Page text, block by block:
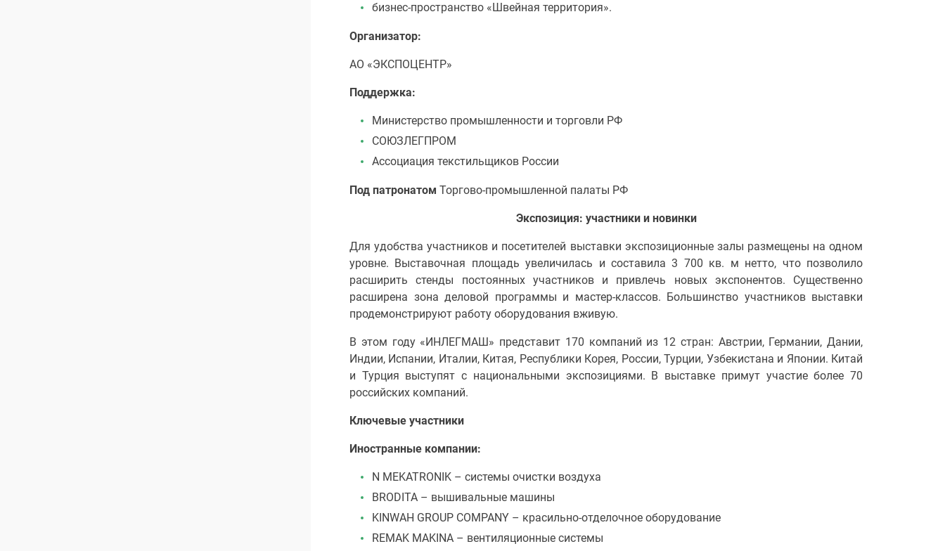
бизнес-пространство «Швейная территория».
Организатор:
АО «ЭКСПОЦЕНТР»
Поддержка:
Министерство промышленности и торговли РФ
СОЮЗЛЕГПРОМ
Ассоциация текстильщиков России
Под патронатом Торгово-промышленной палаты РФ
Экспозиция: участники и новинки
Для удобства участников и посетителей выставки экспозиционные залы размещены на одном
уровне. Выставочная площадь увеличилась и составила 3 700 кв. м нетто, что позволило
расширить стенды постоянных участников и привлечь новых экспонентов. Существенно
расширена зона деловой программы и мастер-классов. Большинство участников выставки
продемонстрируют работу оборудования вживую.
В этом году «ИНЛЕГМАШ» представит 170 компаний из 12 стран: Австрии, Германии, Дании,
Индии, Испании, Италии, Китая, Республики Корея, России, Турции, Узбекистана и Японии. Китай
и Турция выступят с национальными экспозициями. В выставке примут участие более 70
российских компаний.
Ключевые участники
Иностранные компании:
N MEKATRONIK – системы очистки воздуха
BRODITA – вышивальные машины
KINWAH GROUP COMPANY – красильно-отделочное оборудование
REMAK MAKINA – вентиляционные системы